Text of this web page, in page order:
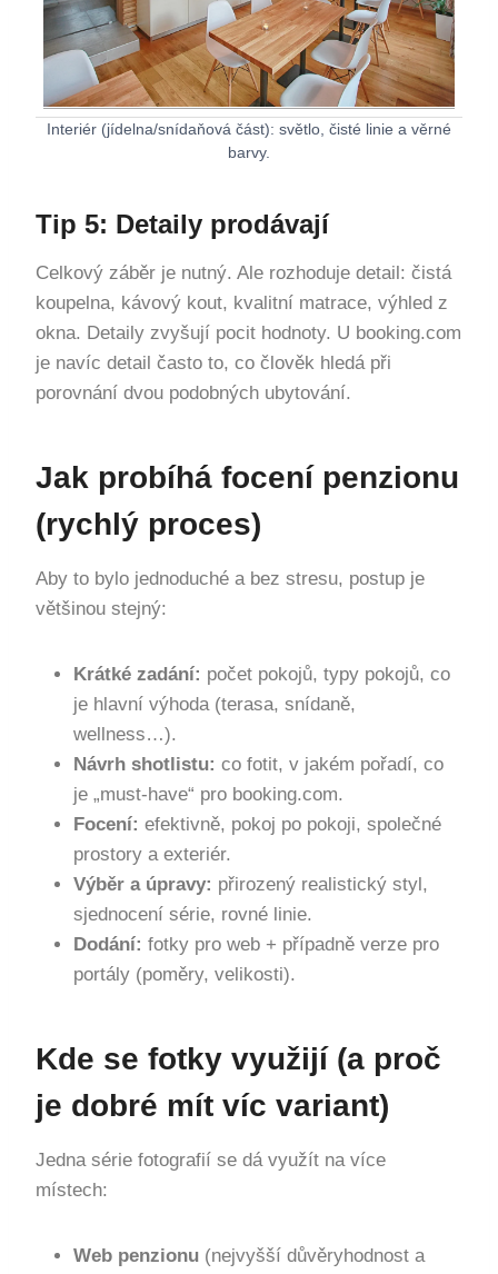
Interiér (jídelna/snídaňová část): světlo, čisté linie a věrné
barvy.
Tip 5: Detaily prodávají
Celkový záběr je nutný. Ale rozhoduje detail: čistá
koupelna, kávový kout, kvalitní matrace, výhled z
okna. Detaily zvyšují pocit hodnoty. U booking.com
je navíc detail často to, co člověk hledá při
porovnání dvou podobných ubytování.
Jak probíhá focení penzionu
(rychlý proces)
Aby to bylo jednoduché a bez stresu, postup je
většinou stejný:
Krátké zadání: počet pokojů, typy pokojů, co
je hlavní výhoda (terasa, snídaně,
wellness…).
Návrh shotlistu: co fotit, v jakém pořadí, co
je „must-have“ pro booking.com.
Focení: efektivně, pokoj po pokoji, společné
prostory a exteriér.
Výběr a úpravy: přirozený realistický styl,
sjednocení série, rovné linie.
Dodání: fotky pro web + případně verze pro
portály (poměry, velikosti).
Kde se fotky využijí (a proč
je dobré mít víc variant)
Jedna série fotografií se dá využít na více
místech:
Web penzionu (nejvyšší důvěryhodnost a